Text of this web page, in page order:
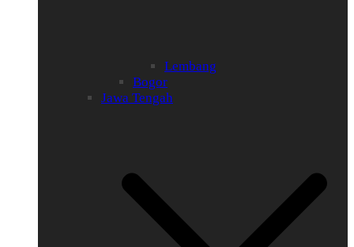
Lembang
Bogor
Jawa Tengah